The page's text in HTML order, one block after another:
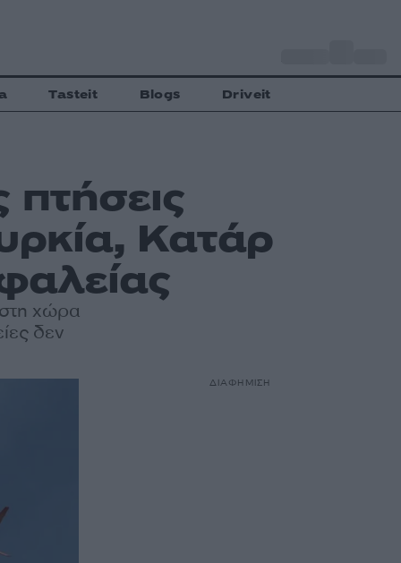
Tasteit Blogs Driveit
Κατάρ
στη χώρα
δεν
ΔΙΑΦΗΜΙΣΗ